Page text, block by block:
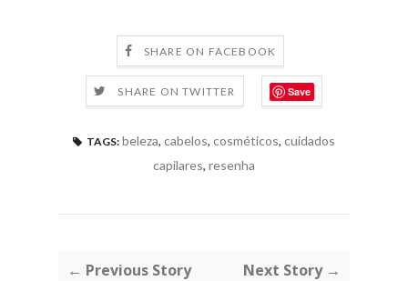
SHARE ON FACEBOOK
SHARE ON TWITTER Save
TAGS: beleza, cabelos, cosméticos, cuidados
capilares, resenha
← Previous Story Next Story →